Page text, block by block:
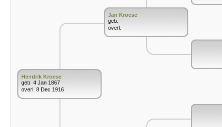
Hendrik Kroese
geb. 4 Jan 1867
overl. 8 Dec 1916
Jan Kroese
geb.
overl.